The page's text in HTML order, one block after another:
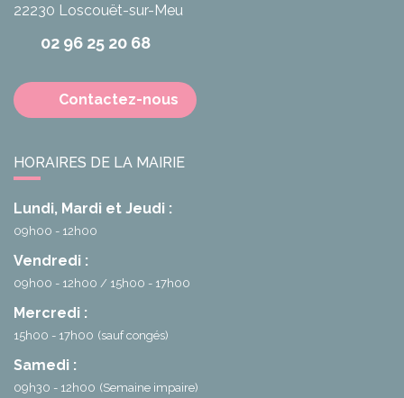
22230 Loscouët-sur-Meu
02 96 25 20 68
Contactez-nous
HORAIRES DE LA MAIRIE
Lundi, Mardi et Jeudi :
09h00 - 12h00
Vendredi :
09h00 - 12h00 15h00 - 17h00
Mercredi :
15h00 - 17h00 (sauf congés)
Samedi :
09h30 - 12h00 (Semaine impaire)